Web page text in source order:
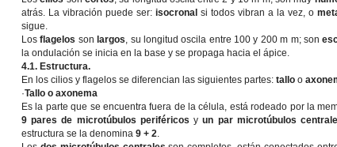
atrás. La vibración puede ser:isocronal si todos vibran a la vez, o
sigue.
Losflagelos son largos, su longitud oscila entre 100 y 200 m m; son
la ondulación se inicia en la base y se propaga hacia el ápice.
4.1. Estructura.
En los cilios y flagelos se diferencian las siguientes partes: tallo o
·Tallo o axonema
Es la parte que se encuentra fuera de la célula, está rodeado por la
9 pares de microtúbulos periféricos yun par microtúbulos
estructura se la denomina 9 + 2.